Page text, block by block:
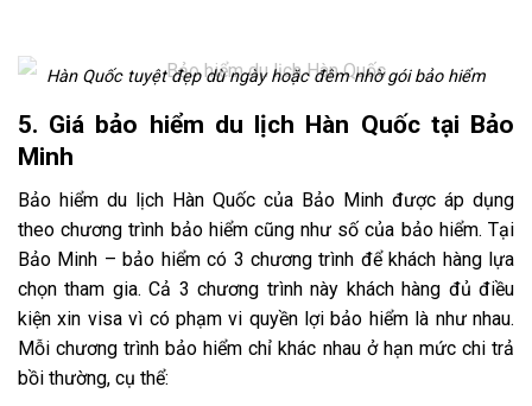
Hàn Quốc tuyệt đẹp dù ngày hoặc đêm nhờ gói bảo hiểm
5. Giá bảo hiểm du lịch Hàn Quốc tại Bảo
Minh
Bảo hiểm du lịch Hàn Quốc của Bảo Minh được áp dụng
theo chương trình bảo hiểm cũng như số của bảo hiểm. Tại
Bảo Minh – bảo hiểm có 3 chương trình để khách hàng lựa
chọn tham gia. Cả 3 chương trình này khách hàng đủ điều
kiện xin visa vì có phạm vi quyền lợi bảo hiểm là như nhau.
Mỗi chương trình bảo hiểm chỉ khác nhau ở hạn mức chi trả
bồi thường, cụ thể: